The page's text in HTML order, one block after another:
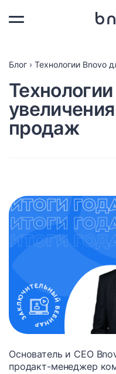
Блог › Технологии Bnovo
продаж
Основатель и СЕО
продакт-менеджер